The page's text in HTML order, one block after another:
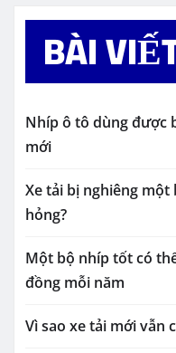
BÀI
Nhíp ô tô dùng được
mới
Xe tải bị nghiêng một
hỏng?
Một bộ nhíp tốt có
đồng mỗi năm
Vì sao xe tải mới vẫn